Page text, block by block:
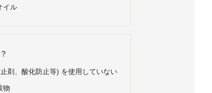
イル
剤、酸化防止等) を使用していない
物